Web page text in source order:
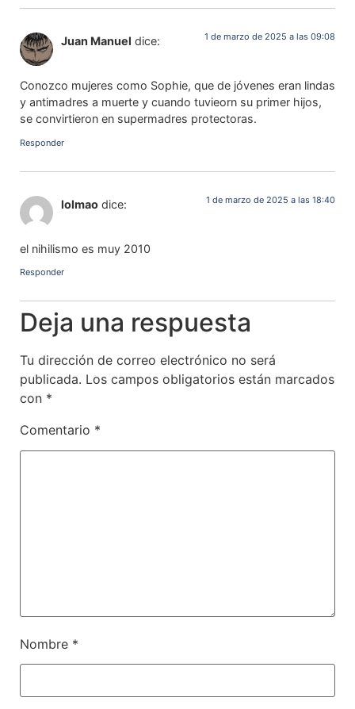
Juan Manuel dice: 1 de marzo de 2025 a las 09:08
Conozco mujeres como Sophie, que de jóvenes eran lindas
y antimadres a muerte y cuando tuvieorn su primer hijos,
se convirtieron en supermadres protectoras.
Responder
lolmao dice: 1 de marzo de 2025 a las 18:40
el nihilismo es muy 2010
Responder
Deja una respuesta
Tu dirección de correo electrónico no será
publicada. Los campos obligatorios están marcados
con *
Comentario *
Nombre *